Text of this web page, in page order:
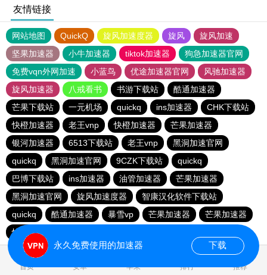
友情链接
网站地图 QuickQ 旋风加速度器 旋风
旋风加速
坚果加速器
小牛加速器 tiktok加速器
狗急加速器官网
免费vqn外网加速
小蓝鸟 优途加速器官网
风驰加速器
旋风加速器
八戒看书 书游下载站
酷通加速器
芒果下载站
一元机场 quickq ins加速器
CHK下载站
快橙加速器
老王vnp 快橙加速器
芒果加速器
银河加速器
6513下载站 老王vnp
黑洞加速官网
quickq
黑洞加速官网 9CZK下载站
quickq
巴博下载站
ins加速器 油管加速器
芒果加速器
黑洞加速官网
旋风加速度器
智康汉化软件下载站
quickq
酷通加速器 暴雪vp 芒果加速器
芒果加速器
快橙加速器
首页 安卓 苹果 排行 推荐
永久免费使用的加速器 下载
0.126885s